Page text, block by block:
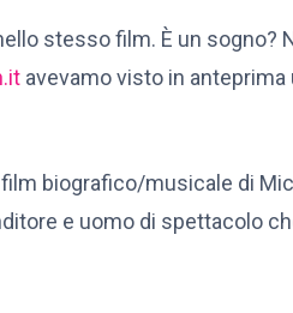
stesso film. È un sogno?
avevamo visto in anteprima
biografico/musicale di
e uomo di spettacolo